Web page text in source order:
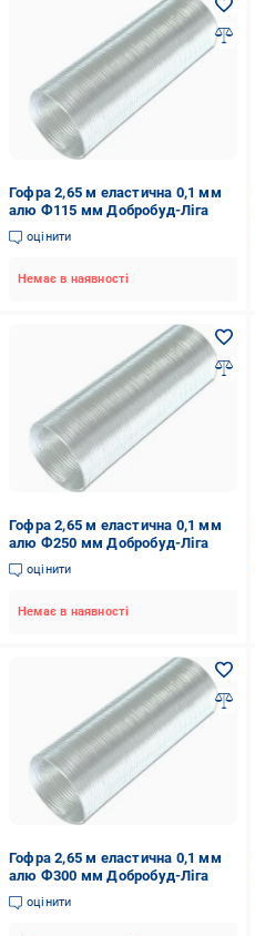
Гофра 2,65 м еластична 0,1 мм
алю Ф115 мм Добробуд-Ліга
оцінити
Немає в наявності
Гофра 2,65 м еластична 0,1 мм
алю Ф250 мм Добробуд-Ліга
оцінити
Немає в наявності
Гофра 2,65 м еластична 0,1 мм
алю Ф300 мм Добробуд-Ліга
оцінити